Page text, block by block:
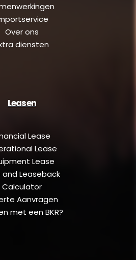
Over ons
diensten
Leasen
Lease
Lease
Lease
and Leaseback
Calculator
Aanvragen
met een BKR?